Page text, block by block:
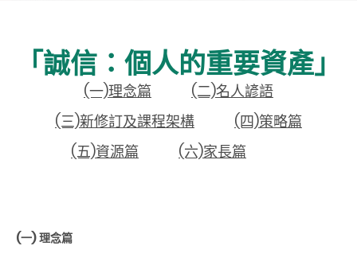
「誠信：個人的重要資產」
(一)理念篇
(二)名人諺語
(三)新修訂及課程架構
(四)策略篇
(五)資源篇
(六)家長篇
(一)理念篇